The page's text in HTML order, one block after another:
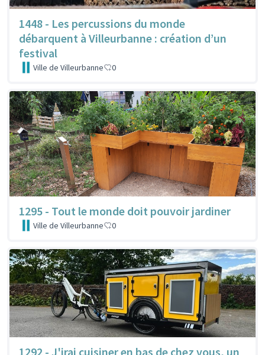
1448 - Les percussions du monde
débarquent à Villeurbanne : création d’un
festival
Ville de Villeurbanne 0
1295 - Tout le monde doit pouvoir jardiner
Ville de Villeurbanne 0
1292 - J'irai cuisiner en bas de chez vous, un